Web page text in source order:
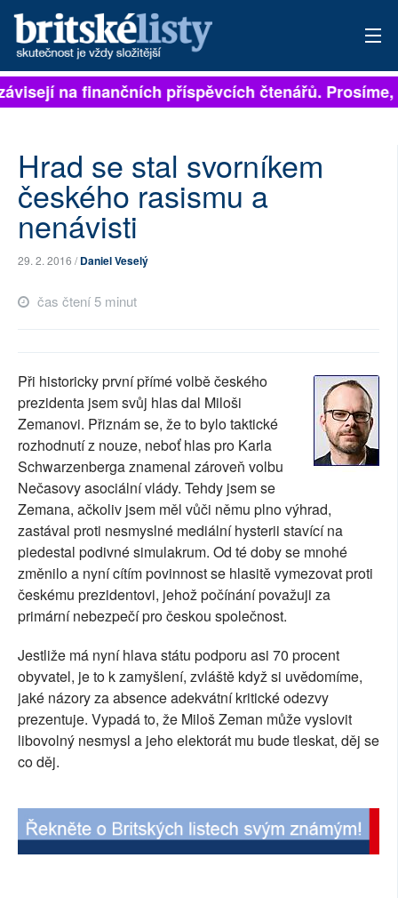
PŘIHLÁSIT
ARCHIV
ROZHOVORY
TÉMATA
NEJČTENĚJŠÍ ZA 7 DNÍ
PŘÍSPĚVKY NA PROVOZ
SOCIÁLNÍ SÍTĚ
RUBRIKY
PLNÁ VERZE STRÁNEK
na finančních příspěvcích čtenářů. Prosíme,
Hrad se stal svorníkem
českého rasismu a
nenávisti
29. 2. 2016 /Daniel Veselý
čas čtení 5 minut
Při historicky první přímé volbě českého
prezidenta jsem svůj hlas dal Miloši
Zemanovi. Přiznám se, že to bylo taktické
rozhodnutí z nouze, neboť hlas pro Karla
Schwarzenberga znamenal zároveň volbu
Nečasovy asociální vlády. Tehdy jsem se
Zemana, ačkoliv jsem měl vůči němu plno výhrad,
zastával proti nesmyslné mediální hysterii stavící na
piedestal podivné simulakrum. Od té doby se mnohé
změnilo a nyní cítím povinnost se hlasitě vymezovat proti
českému prezidentovi, jehož počínání považuji za
primární nebezpečí pro českou společnost.
Jestliže má nyní hlava státu podporu asi 70 procent
obyvatel, je to k zamyšlení, zvláště když si uvědomíme,
jaké názory za absence adekvátní kritické odezvy
prezentuje. Vypadá to, že Miloš Zeman může vyslovit
libovolný nesmysl a jeho elektorát mu bude tleskat, děj se
co děj.